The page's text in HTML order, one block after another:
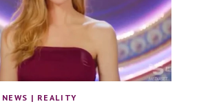
NEWS | REALITY